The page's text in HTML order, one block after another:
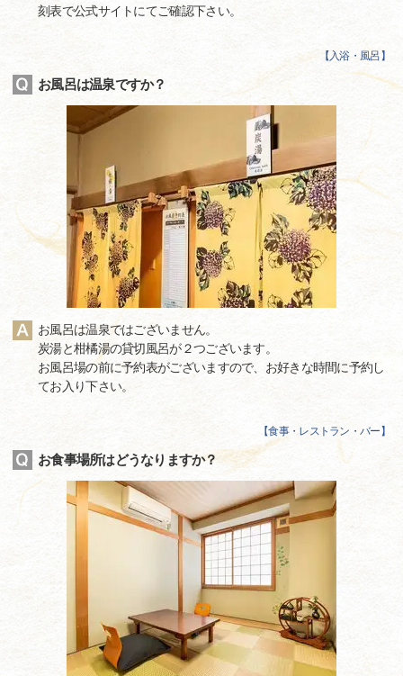
刻表で公式サイトにてご確認下さい。
【 入浴・風呂】
お風呂は温泉ですか？
お風呂は温泉ではございません。
炭湯と柑橘湯の貸切風呂が２つございます。
お風呂場の前に予約表がございますので、お好きな時間に予約し
てお入り下さい。
【食事・レストラン・バー】
お食事場所はどうなりますか？